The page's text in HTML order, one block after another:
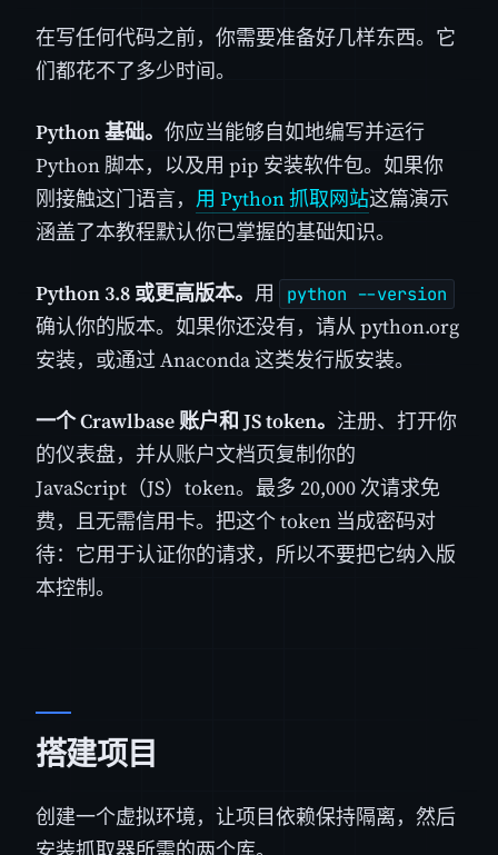
在写任何代码之前，你需要准备好几样东西。它
们都花不了多少时间。
Python 基础。 你应当能够自如地编写并运行
Python 脚本，以及用 pip 安装软件包。如果你
刚接触这门语言， 用 Python 抓取网站这篇演示
涵盖了本教程默认你已掌握的基础知识。
Python 3.8 或更高版本。 用 python --version
确认你的版本。如果你还没有，请从 python.org
安装，或通过 Anaconda 这类发行版安装。
一个 Crawlbase 账户和 JS token。 注册、打开你
的仪表盘，并从账户文档页复制你的
JavaScript（JS）token。最多 20,000 次请求免
费，且无需信用卡。把这个 token 当成密码对
待：它用于认证你的请求，所以不要把它纳入版
本控制。
搭建项目
创建一个虚拟环境，让项目依赖保持隔离，然后